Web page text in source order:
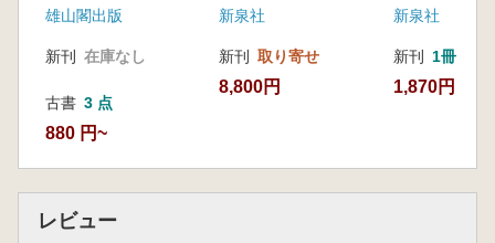
雄山閣出版
新刊 在庫なし
古書 3 点
880 円~
新泉社
新刊 取り寄せ
8,800円
新泉社
新刊 1冊
1,870円
レビュー